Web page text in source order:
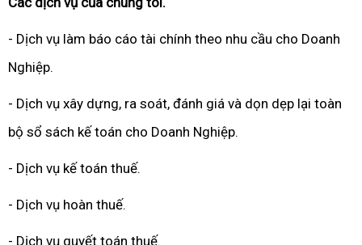
- Dịch vụ làm báo cáo tài chính theo nhu cầu cho Doanh
Nghiệp.
- Dịch vụ xây dựng, ra soát, đánh giá và dọn dẹp lại toàn
bộ sổ sách kế toán cho Doanh Nghiệp.
- Dịch vụ kế toán thuế.
- Dịch vụ hoàn thuế.
- Dịch vụ quyết toán thuế.